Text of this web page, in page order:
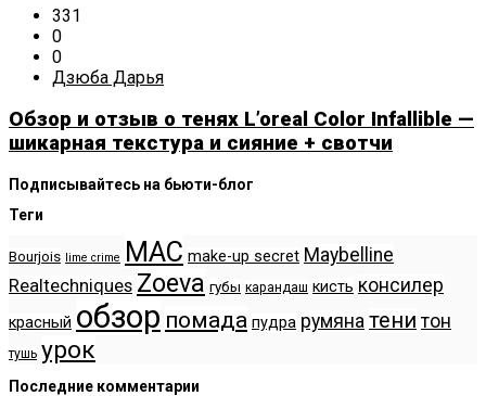
331
0
0
Дзюба Дарья
Обзор и отзыв о тенях L’oreal Color Infallible —
шикарная текстура и сияние + свотчи
Подписывайтесь на бьюти-блог
Теги
Bourjois lime crime MAC make-up secret Maybelline
Realtechniques Zoeva губы карандаш кисть консилер
красный обзор помада пудра румяна тени тон
тушь урок
Последние комментарии